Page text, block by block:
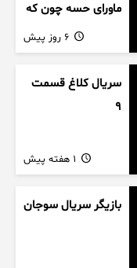
ماورای حسه چون که
داریم می رسیم به
اخرای قصه
سریال کلاغ قسمت
9
بازیگر سریال سوجان